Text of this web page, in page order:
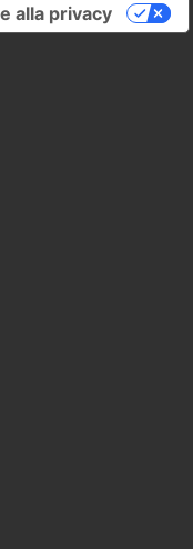
alla privacy